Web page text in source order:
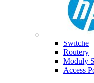
Switche
Routery
Moduły
Access